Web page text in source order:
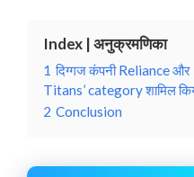
Index | अनुक्रमणिका
1 दिग्गज कंपनी Reliance
Titans’ category शामिल
2 Conclusion